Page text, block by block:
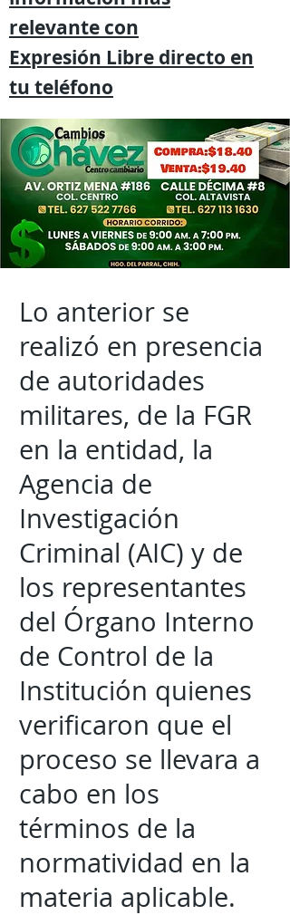
relevante con
Expresión Libre directo en
tu teléfono
Lo anterior se
realizó en presencia
de autoridades
militares, de la FGR
en la entidad, la
Agencia de
Investigación
Criminal (AIC) y de
los representantes
del Órgano Interno
de Control de la
Institución quienes
verificaron que el
proceso se llevara a
cabo en los
términos de la
normatividad en la
materia aplicable.